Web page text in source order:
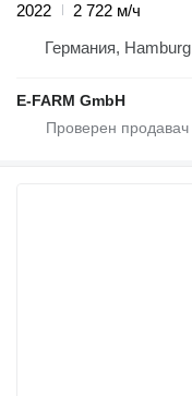
2022
2 722 м/ч
Германия, Hamburg
E-FARM GmbH